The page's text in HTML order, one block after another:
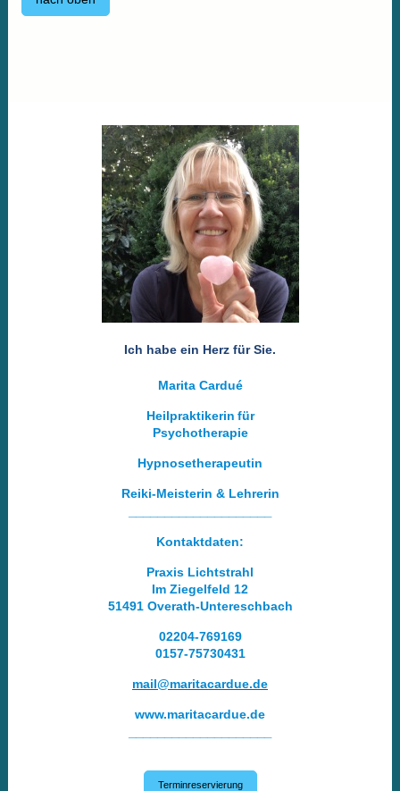
Ich habe ein Herz für Sie.
Marita Cardué
Heilpraktikerin für
Psychotherapie
Hypnosetherapeutin
Reiki-Meisterin & Lehrerin
Kontaktdaten:
Praxis Lichtstrahl
Im Ziegelfeld 12
51491 Overath-Untereschbach
02204-769169
0157-75730431
mail@maritacardue.de
www.maritacardue.de
Terminreservierung